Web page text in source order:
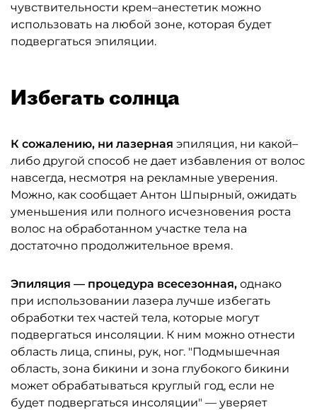
чувствительности крем–анестетик можно
использовать на любой зоне, которая будет
подвергаться эпиляции.
Избегать солнца
К сожалению, ни лазерная эпиляция, ни какой–
либо другой способ не дает избавления от волос
навсегда, несмотря на рекламные уверения.
Можно, как сообщает Антон Шпырный, ожидать
уменьшения или полного исчезновения роста
волос на обработанном участке тела на
достаточно продолжительное время.
Эпиляция — процедура всесезонная, однако
при использовании лазера лучше избегать
обработки тех частей тела, которые могут
подвергаться инсоляции. К ним можно отнести
область лица, спины, рук, ног. "Подмышечная
область, зона бикини и зона глубокого бикини
может обрабатываться круглый год, если не
будет подвергаться инсоляции" — уверяет